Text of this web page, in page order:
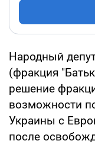
Народный
(фракция
решение
возможности
Украины с
после